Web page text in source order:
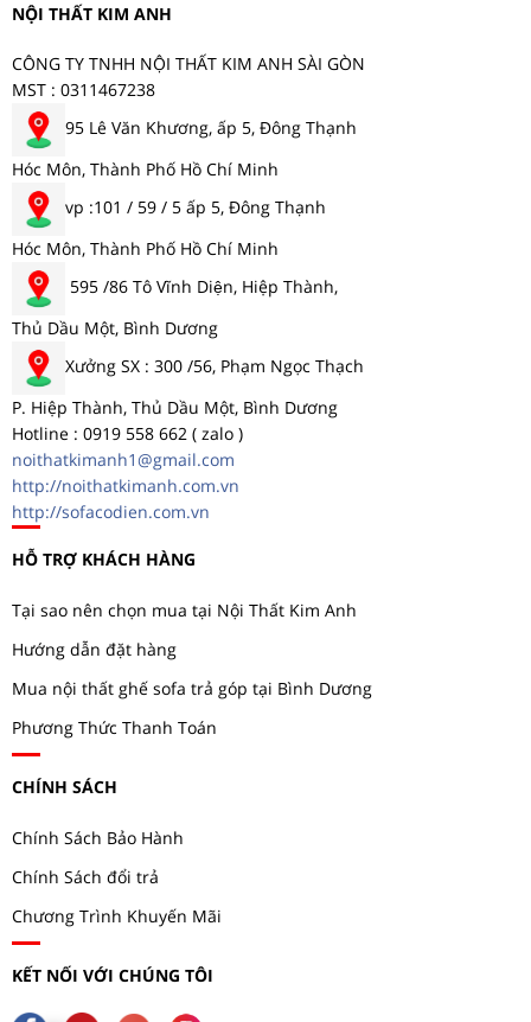
NỘI THẤT KIM ANH
CÔNG TY TNHH NỘI THẤT KIM ANH SÀI GÒN
MST : 0311467238
95 Lê Văn Khương, ấp 5, Đông Thạnh
Hóc Môn, Thành Phố Hồ Chí Minh
vp :101 / 59 / 5 ấp 5, Đông Thạnh
Hóc Môn, Thành Phố Hồ Chí Minh
595 /86 Tô Vĩnh Diện, Hiệp Thành,
Thủ Dầu Một, Bình Dương
Xưởng SX : 300 /56, Phạm Ngọc Thạch
P. Hiệp Thành, Thủ Dầu Một, Bình Dương
Hotline : 0919 558 662 ( zalo )
noithatkimanh1@gmail.com
http://noithatkimanh.com.vn
http://sofacodien.com.vn
HỖ TRỢ KHÁCH HÀNG
Tại sao nên chọn mua tại Nội Thất Kim Anh
Hướng dẫn đặt hàng
Mua nội thất ghế sofa trả góp tại Bình Dương
Phương Thức Thanh Toán
CHÍNH SÁCH
Chính Sách Bảo Hành
Chính Sách đổi trả
Chương Trình Khuyến Mãi
KẾT NỐI VỚI CHÚNG TÔI